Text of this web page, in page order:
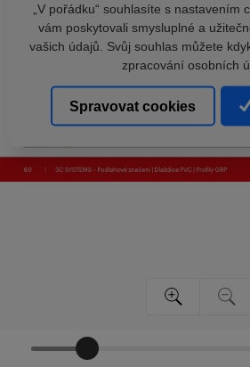
„V pořádku“ souhlasíte s nastavením
vám poskytovali smysluplné a
vašich údajů. Svůj souhlas můžete
zpracování osobních
Spravovat cookies